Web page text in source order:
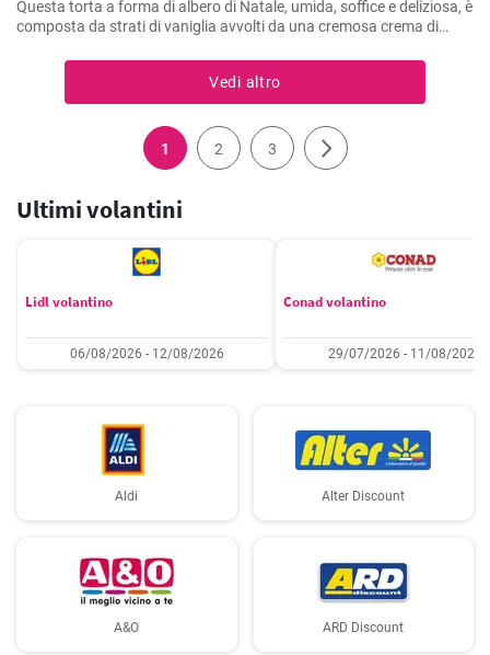
Questa torta a forma di albero di Natale, umida, soffice e deliziosa, è
composta da strati di vaniglia avvolti da una cremosa crema di
Vedi altro
1 2 3
Ultimi volantini
Lidl volantino
06/08/2026 - 12/08/2026
Conad volantino
29/07/2026 - 11/08/2026
Aldi Alter Discount
A&O ARD Discount